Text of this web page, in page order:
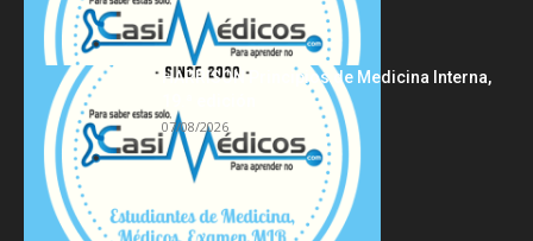
HARRISON Principios de Medicina Interna,
07/08/2026
Acerca de